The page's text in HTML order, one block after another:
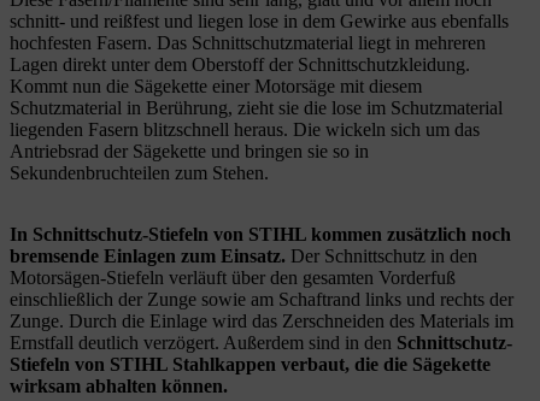
schnitt- und reißfest und liegen lose in dem Gewirke aus ebenfalls
hochfesten Fasern. Das Schnittschutzmaterial liegt in mehreren
Lagen direkt unter dem Oberstoff der Schnittschutzkleidung.
Kommt nun die Sägekette einer Motorsäge mit diesem
Schutzmaterial in Berührung, zieht sie die lose im Schutzmaterial
liegenden Fasern blitzschnell heraus. Die wickeln sich um das
Antriebsrad der Sägekette und bringen sie so in
Sekundenbruchteilen zum Stehen.
In Schnittschutz-Stiefeln von STIHL kommen zusätzlich noch
bremsende Einlagen zum Einsatz. Der Schnittschutz in den
Motorsägen-Stiefeln verläuft über den gesamten Vorderfuß
einschließlich der Zunge sowie am Schaftrand links und rechts der
Zunge. Durch die Einlage wird das Zerschneiden des Materials im
Ernstfall deutlich verzögert. Außerdem sind in den Schnittschutz-
Stiefeln von STIHL Stahlkappen verbaut, die die Sägekette
wirksam abhalten können.